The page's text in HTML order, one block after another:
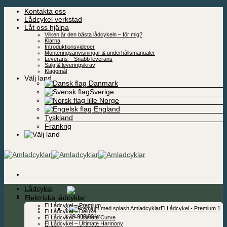
Skip
content
Kontakta oss
Lådcykel verkstad
Låt oss hjälpa
Vilken är den bästa lådcykeln – för mig?
Klarna
Introduktionsvideoer
Monteringsanvisningar & underhållsmanualer
Leverans – Snabb leverans
Sälg & leveringskrav
Klagomål
Välj land
Danmark
Sverige
Norge
England
Tyskland
Frankrig
19.900,00kr
× El Lådcykel - Premium 1
×19.900,00kr
Lådcykel
Elektriska lådcyklar
El Lådcykel – Premium
El Lådcykel – Deluxe
El Lådcykel – Ultimate Curve
El Lådcykel – Ultimate Harmony